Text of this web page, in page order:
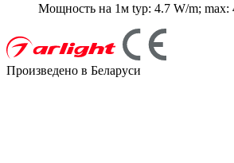
Мощность на 1м typ: 4.7 W/m; max:
Произведено в Беларуси